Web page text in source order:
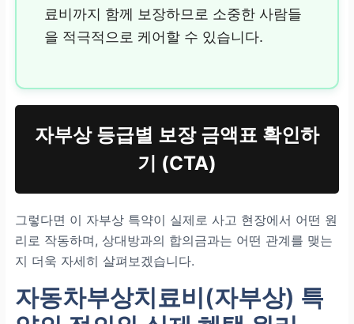
료비까지 함께 보장하므로 소중한 사람들
을 적극적으로 케어할 수 있습니다.
자부상 등급별 보장 금액표 확인하
기 (CTA)
그렇다면 이 자부상 특약이 실제로 사고 현장에서 어떤 원
리로 작동하며, 상대방과의 합의금과는 어떤 관계를 맺는
지 더욱 자세히 살펴보겠습니다.
자동차부상치료비(자부상) 특